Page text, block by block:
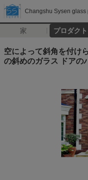
Changshu Sysen glass
家 プロダクト
空によって斜角を付け
の斜めのガラス ドアの